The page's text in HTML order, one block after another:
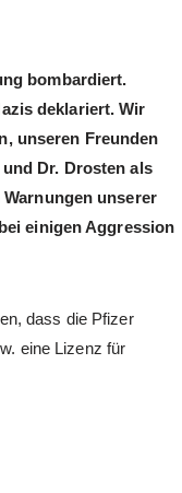
bombardiert.
deklariert. Wir
unseren Freunden
Dr. Drosten als
unserer
einigen Aggression
dass die Pfizer
eine Lizenz für